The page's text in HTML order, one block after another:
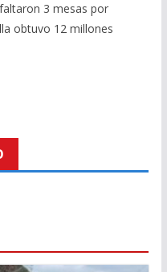
3 mesas por
obtuvo 12 millones